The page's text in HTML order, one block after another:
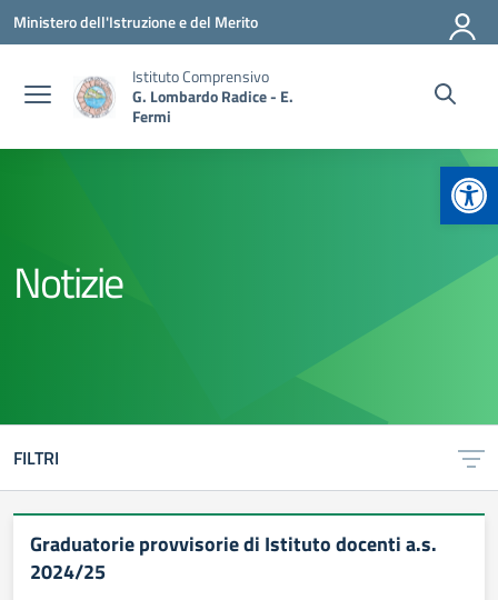
Vai ai contenuti
Vai al menu di navigazione
Vai al footer
Ministero dell'Istruzione e del Merito
Istituto Comprensivo
G. Lombardo Radice - E.
Fermi
Notizie
FILTRI
Graduatorie provvisorie di Istituto docenti a.s.
2024/25